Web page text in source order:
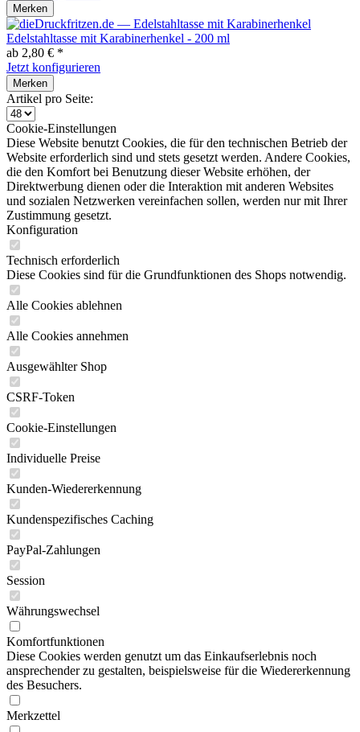
Merken
Edelstahltasse mit Karabinerhenkel - 200 ml
ab 2,80 € *
Jetzt konfigurieren
Merken
Artikel pro Seite:
Cookie-Einstellungen
Diese Website benutzt Cookies, die für den technischen Betrieb der
Website erforderlich sind und stets gesetzt werden. Andere Cookies,
die den Komfort bei Benutzung dieser Website erhöhen, der
Direktwerbung dienen oder die Interaktion mit anderen Websites
und sozialen Netzwerken vereinfachen sollen, werden nur mit Ihrer
Zustimmung gesetzt.
Konfiguration
Technisch erforderlich
Diese Cookies sind für die Grundfunktionen des Shops notwendig.
Alle Cookies ablehnen
Alle Cookies annehmen
Ausgewählter Shop
CSRF-Token
Cookie-Einstellungen
Individuelle Preise
Kunden-Wiedererkennung
Kundenspezifisches Caching
PayPal-Zahlungen
Session
Währungswechsel
Komfortfunktionen
Diese Cookies werden genutzt um das Einkaufserlebnis noch
ansprechender zu gestalten, beispielsweise für die Wiedererkennung
des Besuchers.
Merkzettel